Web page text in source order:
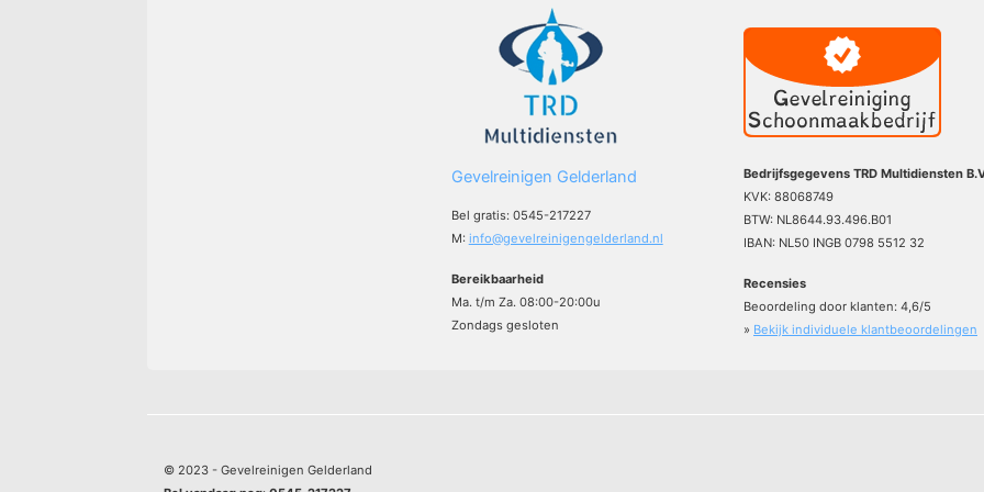
Gevelreinigen Gelderland
Bel gratis: 0545-217227
M: info@gevelreinigengelderland.nl
Bereikbaarheid
Ma. t/m Za. 08:00-20:00u
Zondags gesloten
Bedrijfsgegevens TRD Multidiensten
KVK: 88068749
BTW: NL8644.93.496.B01
IBAN: NL50 INGB 0798 5512 32
Recensies
Beoordeling door klanten: 4,6/5
» Bekijk individuele klantbeoordelingen
© 2023 - Gevelreinigen Gelderland